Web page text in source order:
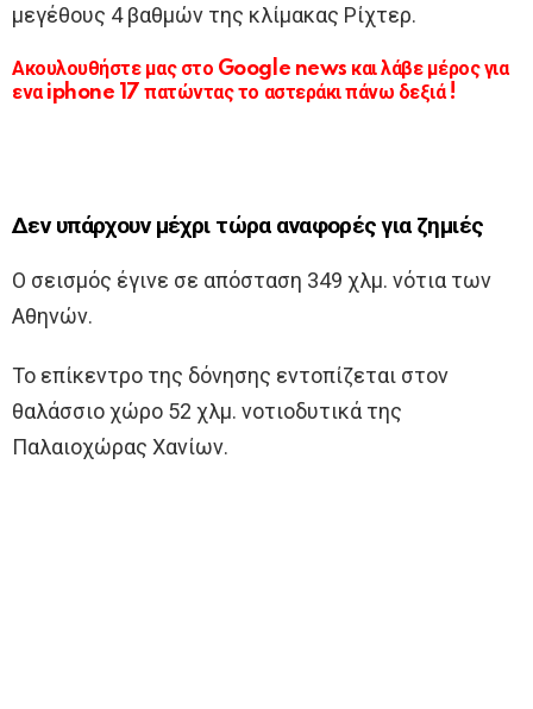
μεγέθους 4 βαθμών της κλίμακας Ρίχτερ.
Ακουλουθήστε μας στο Google news και λάβε μέρος για
ενα iphone 17 πατώντας το αστεράκι πάνω δεξιά !
Δεν υπάρχουν μέχρι τώρα αναφορές για ζημιές
Ο σεισμός έγινε σε απόσταση 349 χλμ. νότια των
Αθηνών.
Το επίκεντρο της δόνησης εντοπίζεται στον
θαλάσσιο χώρο 52 χλμ. νοτιοδυτικά της
Παλαιοχώρας Χανίων.